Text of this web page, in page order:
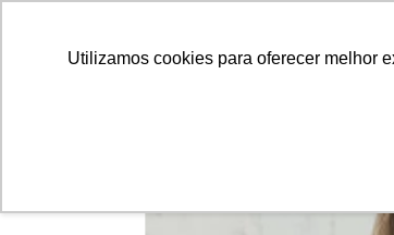
Utilizamos cookies para oferecer melhor